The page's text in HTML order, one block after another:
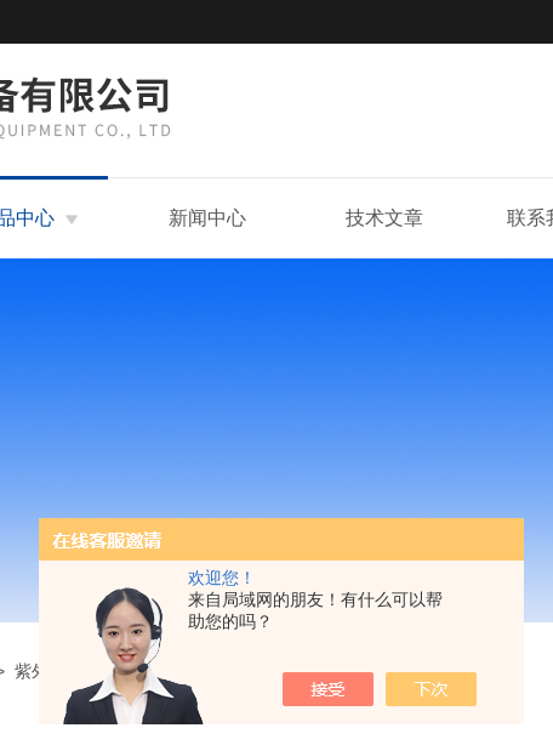
欢迎您！
来自局域网的朋友！有什么可以帮
助您的吗？
中心 新闻中心 技术文章 联系
紫外老化试验箱> JY-HJ-1102紫外老化试验箱品牌